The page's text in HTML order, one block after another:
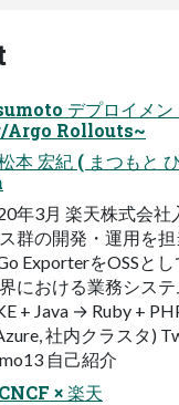
デプロイメン
Argo Rollouts~
宏紀 ( まつもと
年3月 楽天株式会
群の開発・運用を
ExporterをOSSと
における業務シス
+ Java → Ruby +
社内クラスタ)
自己紹介
× 楽天